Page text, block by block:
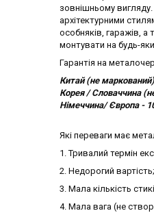
зовнішньому
архітектурними
особняків, гаражів, а
монтувати на будь-
Гарантія на
Китай (не
Корея / Словаччина
Німеччина/ Європа -
Які переваги має
1. Тривалий термін
2. Недорогий вартість;
3. Мала кількість
4. Мала вага (не